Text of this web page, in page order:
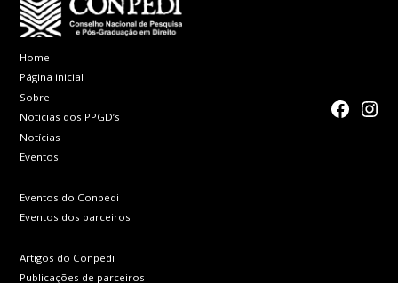
Home
Página inicial
Sobre
Notícias dos PPGD’s
Notícias
Eventos
Eventos do Conpedi
Eventos dos parceiros
Artigos do Conpedi
Publicações de parceiros